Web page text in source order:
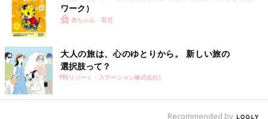
ワーク）
赤ちゃん・育児
大人の旅は、心のゆとりから。 新しい旅の
選択肢って？
PR(リゾート・ステーション株式会社)
Recommended by